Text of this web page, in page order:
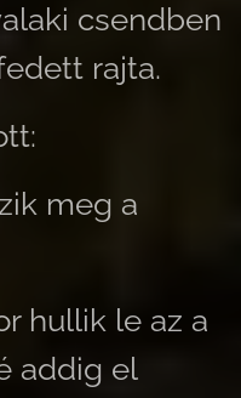
csendben
rajta.
meg a
hullik le az a
addig el